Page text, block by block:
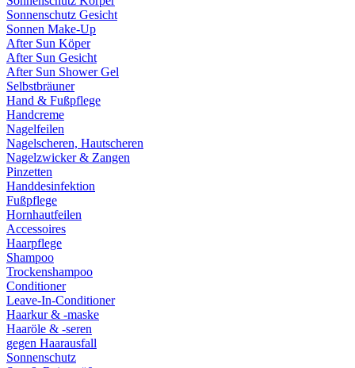
Sonnenschutz Gesicht
Sonnen Make-Up
After Sun Köper
After Sun Gesicht
After Sun Shower Gel
Selbstbräuner
Hand & Fußpflege
Handcreme
Nagelfeilen
Nagelscheren, Hautscheren
Nagelzwicker & Zangen
Pinzetten
Handdesinfektion
Fußpflege
Hornhautfeilen
Accessoires
Haarpflege
Shampoo
Trockenshampoo
Conditioner
Leave-In-Conditioner
Haarkur & -maske
Haaröle & -seren
gegen Haarausfall
Sonnenschutz